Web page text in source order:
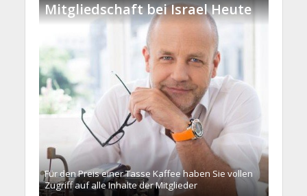
Mitgliedschaft bei Israel Heute
Für den Preis einer Tasse Kaffee haben Sie vollen
Zugriff auf alle Inhalte der Mitglieder